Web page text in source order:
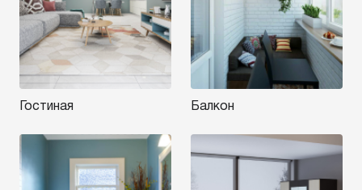
Гостиная Балкон